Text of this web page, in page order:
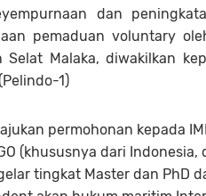
dan
pemaduan voluntary
Selat Malaka, diwakilkan
1)
permohonan kepada
(khususnya dari
tingkat Master dan PhD